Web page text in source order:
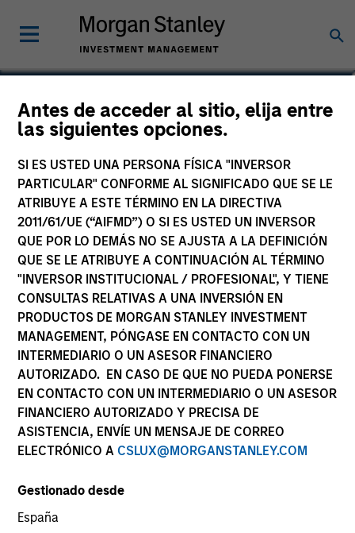
Antes de acceder al sitio, elija entre
las siguientes opciones.
SI ES USTED UNA PERSONA FÍSICA "INVERSOR
PARTICULAR" CONFORME AL SIGNIFICADO QUE SE LE
ATRIBUYE A ESTE TÉRMINO EN LA DIRECTIVA
2011/61/UE (“AIFMD”) O SI ES USTED UN INVERSOR
QUE POR LO DEMÁS NO SE AJUSTA A LA DEFINICIÓN
QUE SE LE ATRIBUYE A CONTINUACIÓN AL TÉRMINO
"INVERSOR INSTITUCIONAL / PROFESIONAL", Y TIENE
CONSULTAS RELATIVAS A UNA INVERSIÓN EN
PRODUCTOS DE MORGAN STANLEY INVESTMENT
MANAGEMENT, PÓNGASE EN CONTACTO CON UN
INTERMEDIARIO O UN ASESOR FINANCIERO
AUTORIZADO. EN CASO DE QUE NO PUEDA PONERSE
EN CONTACTO CON UN INTERMEDIARIO O UN ASESOR
FINANCIERO AUTORIZADO Y PRECISA DE
ASISTENCIA, ENVÍE UN MENSAJE DE CORREO
ELECTRÓNICO A CSLUX@MORGANSTANLEY.COM
Gestionado desde
España
Jeffrey Wilson, CFA
Managing Director